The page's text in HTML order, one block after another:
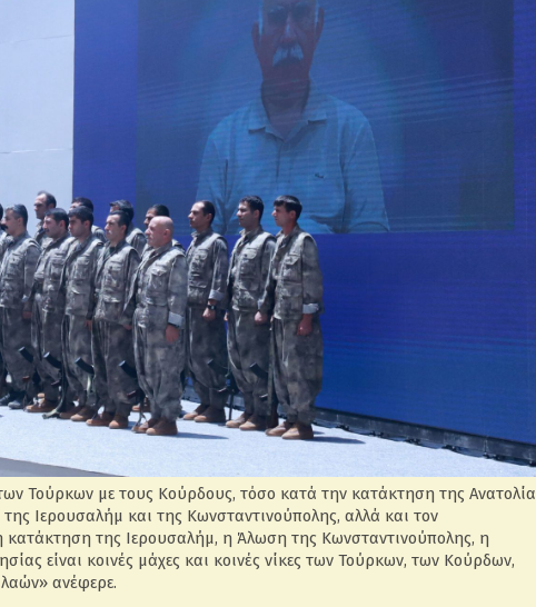
Τούρκων με τους Κούρδους, τόσο κατά την κατάκτηση της Ανατολία
Ιερουσαλήμ και της Κωνσταντινούπολης, αλλά και τον
κατάκτηση της Ιερουσαλήμ, η Άλωση της Κωνσταντινούπολης, η
είναι κοινές μάχες και κοινές νίκες των Τούρκων, των Κούρδων,
ανέφερε.